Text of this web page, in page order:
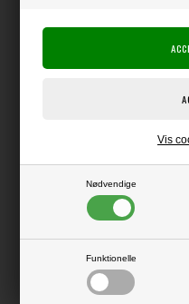
Nødvendige
Funktionelle
Vis
Sæt med 3 forskellige
Dette sæt indeholder farverne
Farverne har Mica-pulver i, så
LÆS OG BLIV INSPIRERET